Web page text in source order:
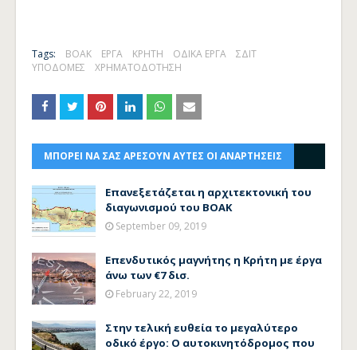
Tags: ΒΟΑΚ ΕΡΓΑ ΚΡΗΤΗ ΟΔΙΚΑ ΕΡΓΑ
ΣΔΙΤ
ΥΠΟΔΟΜΕΣ
ΧΡΗΜΑΤΟΔΟΤΗΣΗ
ΜΠΟΡΕΙ ΝΑ ΣΑΣ ΑΡΕΣΟΥΝ ΑΥΤΕΣ ΟΙ ΑΝΑΡΤΗΣΕΙΣ
Επανεξετάζεται η αρχιτεκτονική του
διαγωνισμού του ΒΟΑΚ
September 09, 2019
Επενδυτικός μαγνήτης η Κρήτη με έργα
άνω των €7 δισ.
February 22, 2019
Στην τελική ευθεία το μεγαλύτερο
οδικό έργο: Ο αυτοκινητόδρομος που